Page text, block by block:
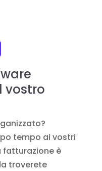
vostro
tempo ai vostri
fatturazione è
troverete